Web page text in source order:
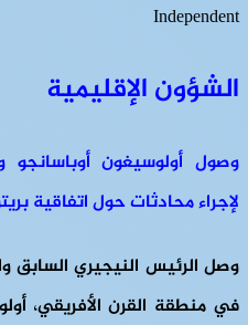
Independent
الشؤون الإقليمية
وصول أولوسيغون أوباسانجو
لإجراء محادثات حول اتفاقية
وصل الرئيس النيجيري السابق
في منطقة القرن الأفريقي،